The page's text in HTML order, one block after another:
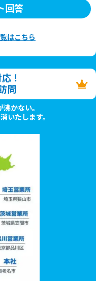
回答
はこちら
！
問
かない。
いたします。